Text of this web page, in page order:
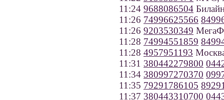
11:24 9688086504
11:26 74996625566
11:26 9203530349
11:28 74994551859
11:28 4957951193
11:31 380442279800
11:34 380997270370
11:35 79291786105
11:37 380443310700